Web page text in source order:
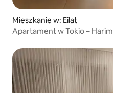
Mieszkanie w: Eilat
Apartament w Tokio – Harim